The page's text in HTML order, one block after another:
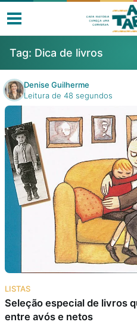
Livros
Resenhas
Clube de Leitores
Listas
Na escola
Na família
Tag: Dica de livros
Denise Guilherme
Leitura de 48 segundos
LISTAS
Seleção especial de livros
entre avós e netos